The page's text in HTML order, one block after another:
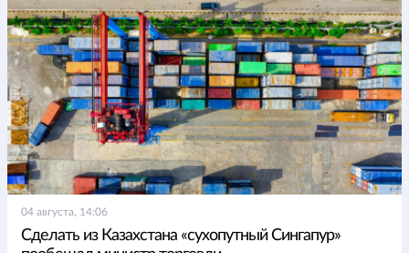
04 августа, 14:06
Сделать из Казахстана «сухопутный Сингапур»